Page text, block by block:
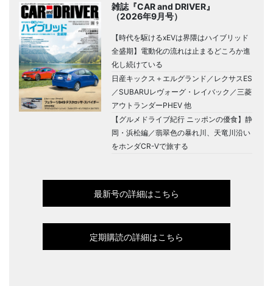
雑誌『CAR and DRIVER』
（2026年9月号）
【時代を駆けるxEVは界隈はハイブリッド
全盛期】電動化の流れは止まるどころか進
化し続けている
日産キックス＋エルグランド／レクサスES
／SUBARUレヴォーグ・レイバック／三菱
アウトランダーPHEV 他
【グルメドライブ紀行 ニッポンの優食】静
岡・浜松編／翡翠色の暴れ川、天竜川沿い
をホンダCR-Vで旅する
最新号の詳細はこちら
定期購読の詳細はこちら